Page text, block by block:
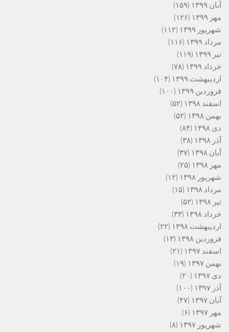
آبان ۱۳۹۹
(۱۵۹)
مهر ۱۳۹۹
(۱۲۶)
شهریور ۱۳۹۹
(۱۱۲)
مرداد ۱۳۹۹
(۱۱۶)
تیر ۱۳۹۹
(۱۱۹)
خرداد ۱۳۹۹
(۷۸)
اردیبهشت ۱۳۹۹
(۱۰۴)
فروردین ۱۳۹۹
(۱۰۰)
اسفند ۱۳۹۸
(۵۲)
بهمن ۱۳۹۸
(۵۲)
دی ۱۳۹۸
(۸۴)
آذر ۱۳۹۸
(۳۸)
آبان ۱۳۹۸
(۳۷)
مهر ۱۳۹۸
(۲۵)
شهریور ۱۳۹۸
(۱۲)
مرداد ۱۳۹۸
(۱۵)
تیر ۱۳۹۸
(۵۲)
خرداد ۱۳۹۸
(۳۳)
اردیبهشت ۱۳۹۸
(۲۲)
فروردین ۱۳۹۸
(۱۳)
اسفند ۱۳۹۷
(۲۱)
بهمن ۱۳۹۷
(۱۹)
دی ۱۳۹۷
(۲۰)
آذر ۱۳۹۷
(۱۰۰)
آبان ۱۳۹۷
(۴۷)
مهر ۱۳۹۷
(۶)
شهریور ۱۳۹۷
(۸)